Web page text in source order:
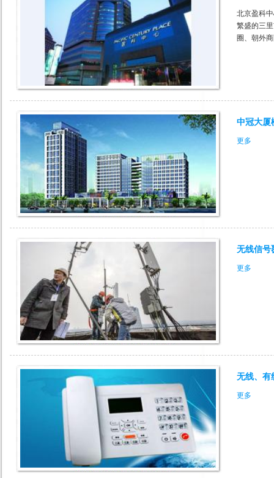
北京盈科
繁盛的三
圈、朝外
中冠大厦
更多
无线信号
更多
无线、有
更多